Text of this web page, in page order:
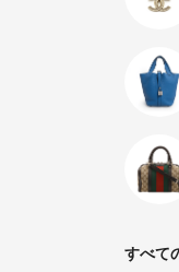
すべて